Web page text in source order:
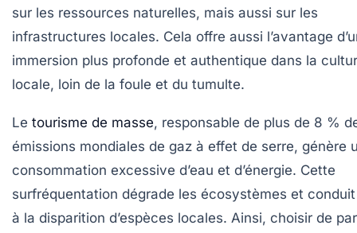
sur les ressources naturelles, mais aussi sur les
infrastructures locales. Cela offre aussi l’avantage
immersion plus profonde et authentique dans la
locale, loin de la foule et du tumulte.
Le tourisme de masse, responsable de plus de 8 %
émissions mondiales de gaz à effet de serre, génère
consommation excessive d’eau et d’énergie. Cette
surfréquentation dégrade les écosystèmes et
à la disparition d’espèces locales. Ainsi, choisir de